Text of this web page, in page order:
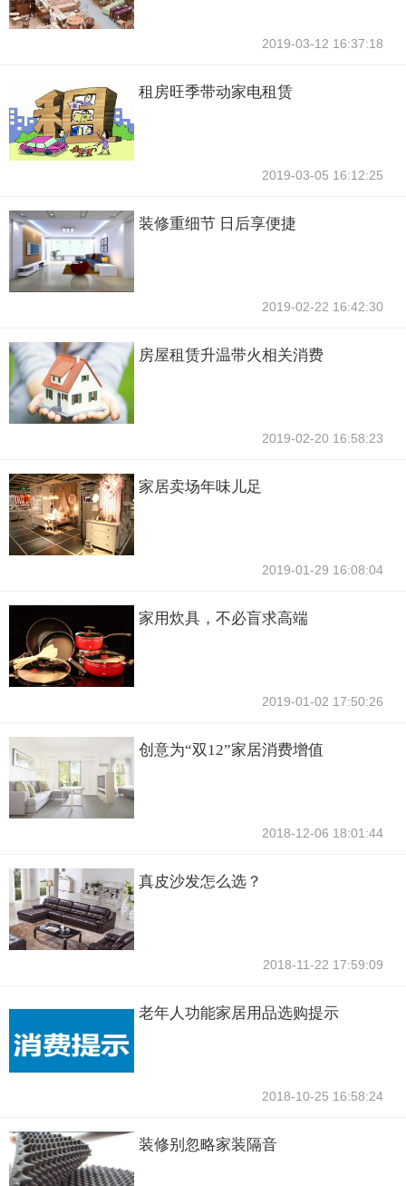
2019-03-12 16:37:18
租房旺季带动家电租赁
2019-03-05 16:12:25
装修重细节 日后享便捷
2019-02-22 16:42:30
房屋租赁升温带火相关消费
2019-02-20 16:58:23
家居卖场年味儿足
2019-01-29 16:08:04
家用炊具，不必盲求高端
2019-01-02 17:50:26
创意为“双12”家居消费增值
2018-12-06 18:01:44
真皮沙发怎么选？
2018-11-22 17:59:09
老年人功能家居用品选购提示
2018-10-25 16:58:24
装修别忽略家装隔音